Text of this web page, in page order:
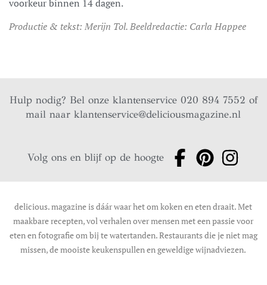
voorkeur binnen 14 dagen.
Productie & tekst: Merijn Tol. Beeldredactie: Carla Happee
Hulp nodig? Bel onze klantenservice 020 894 7552 of
mail naarklantenservice@deliciousmagazine.nl
Volg ons en blijf op de hoogte
delicious. magazine is dáár waar het om koken en eten draait. Met
maakbare recepten, vol verhalen over mensen met een passie voor
eten en fotografie om bij te watertanden. Restaurants die je niet mag
missen, de mooiste keukenspullen en geweldige wijnadviezen.